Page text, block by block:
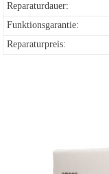
Reparaturdauer:
Funktionsgarantie:
Reparaturpreis: